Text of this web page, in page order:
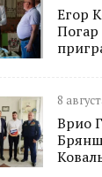
Егор
8
Врио